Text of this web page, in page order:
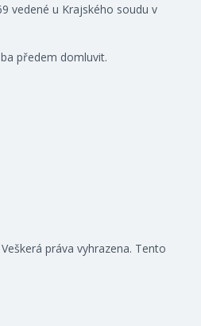
vedené u Krajského soudu v
předem domluvit.
práva vyhrazena. Tento